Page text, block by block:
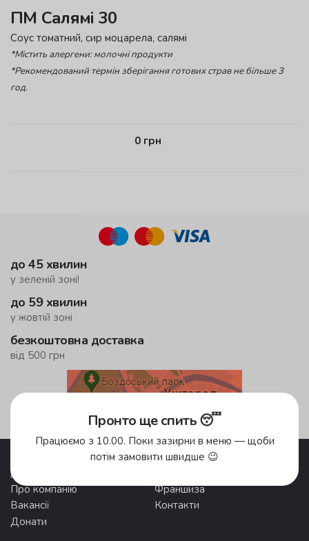
ПМ Салямі 30
Соус томатний, сир моцарела, салямі
*Містить алергени: молочні продукти
*Рекомендований термін зберігання готових страв не більше 3
год.
0грн
до 45 хвилин
у зеленій зоні!
до 59 хвилин
у жовтій зоні
безкоштовна доставка
від 500 грн
Зони доставки
Pronto Club
Доставка їжі
Про компанію
Франшиза
Вакансії
Контакти
Донати
Пронто ще спить 😴
Працюємо з 10.00. Поки зазирни в меню — щоби
потім замовити швидше 😉